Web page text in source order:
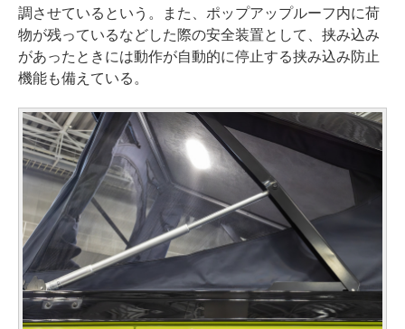
調させているという。また、ポップアップルーフ内に荷
物が残っているなどした際の安全装置として、挟み込み
があったときには動作が自動的に停止する挟み込み防止
機能も備えている。